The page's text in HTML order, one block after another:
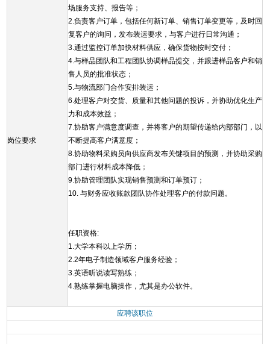
岗位要求
场服务支持、报告等；
2.负责客户订单，包括任何新订单、销售订单变更等，及时回
复客户的询问，发布装运要求，与客户进行日常沟通；
3.通过监控订单加快材料供应，确保货物按时交付；
4.与样品团队和工程团队协调样品提交，并跟进样品客户和销
售人员的批准状态；
5.与物流部门合作安排装运；
6.处理客户对交货、质量和其他问题的投诉，并协助优化生产
力和成本效益；
7.协助客户满意度调查，并将客户的期望传递给内部部门，以
不断提高客户满意度；
8.协助物料采购员向供应商发布关键项目的预测，并协助采购
部门进行材料成本降低；
9.协助管理团队实现销售预测和订单预订；
10. 与财务应收账款团队协作处理客户的付款问题。
任职资格:
1.大学本科以上学历；
2.2年电子制造领域客户服务经验；
3.英语听说读写熟练；
4.熟练掌握电脑操作，尤其是办公软件。
应聘该职位